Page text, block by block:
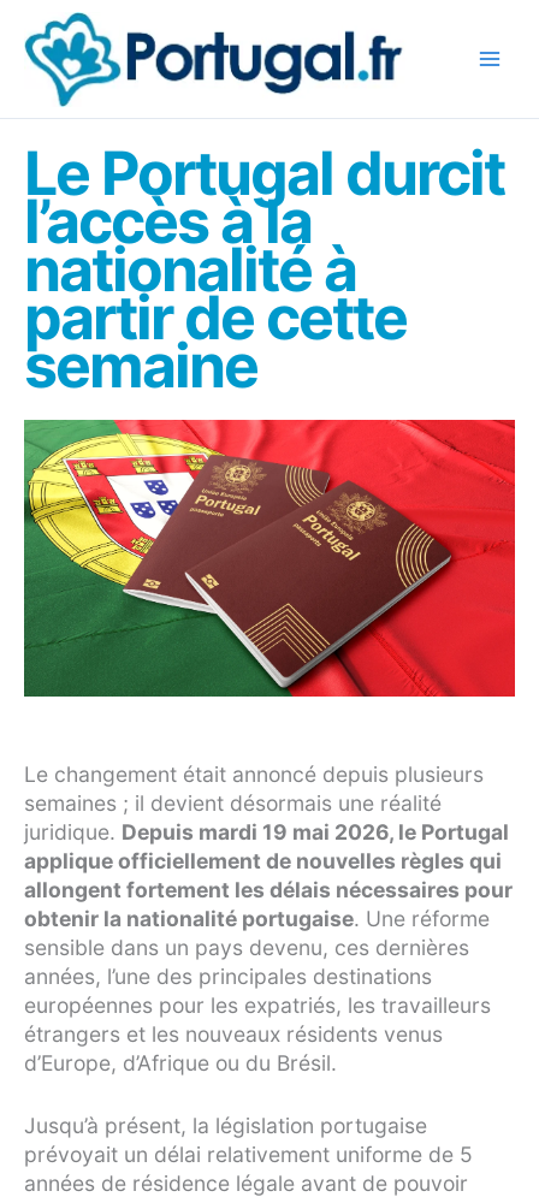
contenu
Le Portugal durcit
l’accès à la
nationalité à
partir de cette
semaine
Le changement était annoncé depuis plusieurs
semaines ; il devient désormais une réalité
juridique. Depuis mardi 19 mai 2026, le Portugal
applique officiellement de nouvelles règles qui
allongent fortement les délais nécessaires pour
obtenir la nationalité portugaise. Une réforme
sensible dans un pays devenu, ces dernières
années, l’une des principales destinations
européennes pour les expatriés, les travailleurs
étrangers et les nouveaux résidents venus
d’Europe, d’Afrique ou du Brésil.
Jusqu’à présent, la législation portugaise
prévoyait un délai relativement uniforme de 5
années de résidence légale avant de pouvoir